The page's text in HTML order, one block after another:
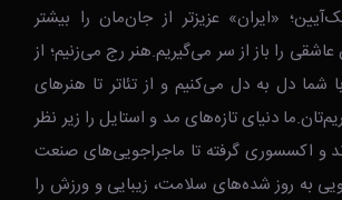
«ایران» عزیزتر از جان‌مان را بیشتر
را باز از سر می‌گیریم.هنر رج می‌زنیم؛ از
شما دل به دل می‌کنیم و از تئاتر تا هنرهای
دنیای تازه‌های مد و استایل را زیر نظر
و اکسسوری گرفته تا ماجراجویی‌های صنعت
به روز شده‌های سلامت، زیبایی و ورزش را